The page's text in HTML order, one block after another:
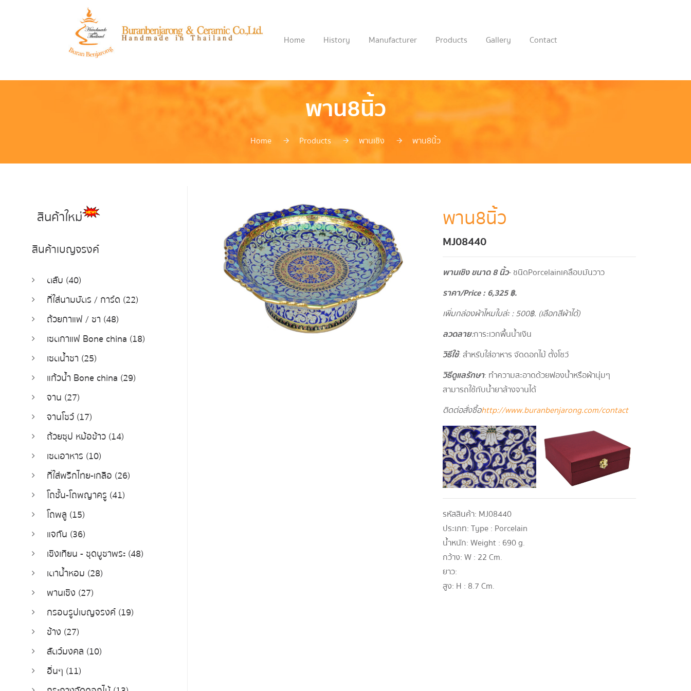
Home History Manufacturer Products Gallery Contact
พาน8นิ้ว
Home Products พานเชิง พาน8นิ้ว
สินค้าใหม่
สินค้าเบญจรงค์
ตลับ (40)
ที่ใส่นามบัตร / การ์ด (22)
ถ้วยกาแฟ / ชา (48)
เซตกาแฟ Bone china (18)
เซตน้ำชา (25)
แก้วน้ำ Bone china (29)
จาน (27)
จานโชว์ (17)
ถ้วยซุป หม้อข้าว (14)
เซตอาหาร (10)
ที่ใส่พริกไทย-เกลือ (26)
โถชั้น-โถพญาครู (41)
โถพลู (15)
แจกัน (36)
เชิงเทียน - ชุดบูชาพระ (48)
เตาน้ำหอม (28)
พานเชิง (27)
กรอบรูปเบญจรงค์ (19)
ช้าง (27)
สัตว์มงคล (10)
อื่นๆ (11)
พาน8นิ้ว
MJ08440
พานเชิง ขนาด 8 นิ้ว- ชนิดPorcelainเคลือบมันวาว
ราคา/Price : 6,325฿.
เพิ่มกล่องผ้าไหมใบล่ะ : 500฿. (เลือกสีผ้าได้)
ลวดลาย:การะเวกพื้นน้ำเงิน
วิธีใช้: สำหรับใส่อาหาร จัดดอกไม้ ตั้งโชว์
วิธีดูแลรักษา: ทำความสะอาดด้วยฟองน้ำหรือผ้านุ่มๆ
สามารถใช้กับน้ำยาล้างจานได้
ติดต่อสั่งซื้อhttp://www.buranbenjarong.com/contact
รหัสสินค้า: MJ08440
ประเภท:Type : Porcelain
น้ำหนัก:Weight : 690 g.
กว้าง:W : 22 Cm.
ยาว:
สูง: H : 8.7 Cm.